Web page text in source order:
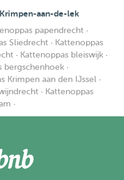
aan-de-lek
papendrecht ·
Sliedrecht · Kattenoppas
· Kattenoppas bleiswijk ·
bergschenhoek ·
Krimpen aan den IJssel ·
· Kattenoppas
·